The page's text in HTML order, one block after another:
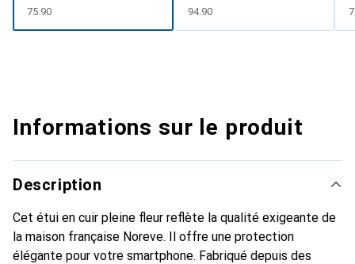
CHF
75.90 CHF
94.90
Informations sur le produit
Description
Cet étui en cuir pleine fleur reflète la qualité exigeante de
la maison française Noreve. Il offre une protection
élégante pour votre smartphone. Fabriqué depuis des